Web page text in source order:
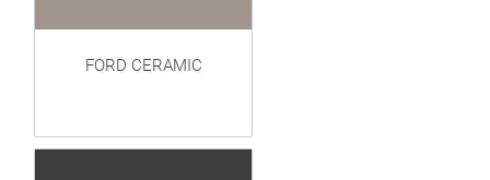
FORD CERAMIC